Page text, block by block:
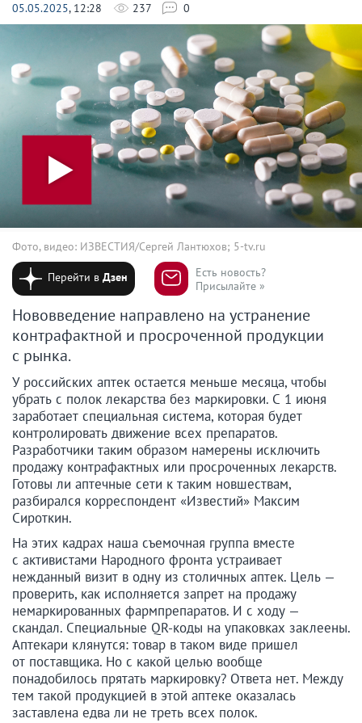
05.05.2025, 12:28 237 0
Фото, видео: ИЗВЕСТИЯ/Сергей Лантюхов; 5-tv.ru
Перейти вДзен
Есть новость?
Присылайте »
Нововведение направлено на устранение
контрафактной и просроченной продукции
с рынка.
У российских аптек остается меньше месяца, чтобы
убрать с полок лекарства без маркировки. С 1 июня
заработает специальная система, которая будет
контролировать движение всех препаратов.
Разработчики таким образом намерены исключить
продажу контрафактных или просроченных лекарств.
Готовы ли аптечные сети к таким новшествам,
разбирался корреспондент «Известий» Максим
Сироткин.
На этих кадрах наша съемочная группа вместе
с активистами Народного фронта устраивает
нежданный визит в одну из столичных аптек. Цель —
проверить, как исполняется запрет на продажу
немаркированных фармпрепаратов. И с ходу —
скандал. Специальные QR-коды на упаковках заклеены.
Аптекари клянутся: товар в таком виде пришел
от поставщика. Но с какой целью вообще
понадобилось прятать маркировку? Ответа нет. Между
тем такой продукцией в этой аптеке оказалась
заставлена едва ли не треть всех полок.